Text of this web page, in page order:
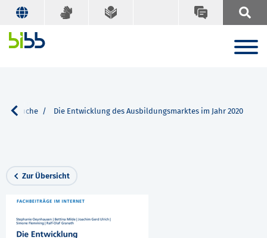
Suche Die Entwicklung des Ausbildungsmarktes im Jahr 2020
Zur Übersicht